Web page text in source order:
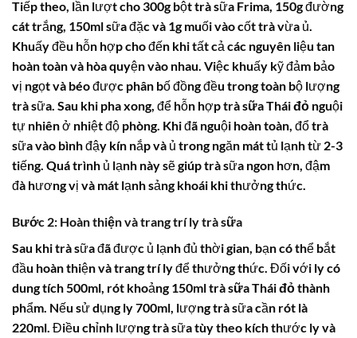
Tiếp theo, lần lượt cho 300g bột trà sữa Frima, 150g đường
cát trắng, 150ml sữa đặc và 1g muối vào cốt trà vừa ủ.
Khuấy đều hỗn hợp cho đến khi tất cả các nguyên liệu tan
hoàn toàn và hòa quyện vào nhau. Việc khuấy kỹ đảm bảo
vị ngọt và béo được phân bố đồng đều trong toàn bộ lượng
trà sữa. Sau khi pha xong, để hỗn hợptrà sữa Thái đỏ nguội
tự nhiên ở nhiệt độ phòng. Khi đã nguội hoàn toàn, đổ trà
sữa vào bình đậy kín nắp và ủ trong ngăn mát tủ lạnh từ 2-3
tiếng. Quá trình ủ lạnh này sẽ giúp trà sữa ngon hơn, đậm
đà hương vị và mát lạnh sảng khoái khi thưởng thức.
Bước 2: Hoàn thiện và trang trí ly trà sữa
Sau khi trà sữa đã được ủ lạnh đủ thời gian, bạn có thể bắt
đầu hoàn thiện và trang trí ly để thưởng thức. Đối với ly có
dung tích 500ml, rót khoảng 150mltrà sữa Thái đỏthành
phẩm. Nếu sử dụng ly 700ml, lượng trà sữa cần rót là
220ml. Điều chỉnh lượng trà sữa tùy theo kích thước ly và